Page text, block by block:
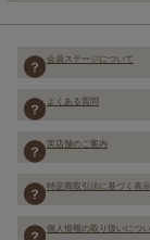
会員ステージについて
よくある質問
実店舗のご案内
特定商取引法に基づく表示
個人情報の取り扱いにつ